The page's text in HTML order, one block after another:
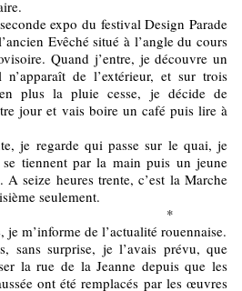
expo du festival Design Parade
Evêché situé à l’angle du cours
Quand j’entre, je découvre un
de l’extérieur, et sur trois
plus la pluie cesse, je décide de
jour et vais boire un café puis lire à
je regarde qui passe sur le quai, je
tiennent par la main puis un jeune
seize heures trente, c’est la Marche
seulement.
m’informe de l’actualité rouennaise.
sans surprise, je l’avais prévu, que
la rue de la Jeanne depuis que les
ont été remplacés par les œuvres